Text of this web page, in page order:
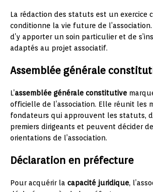
La rédaction des statuts est un exercice
conditionne la vie future de
d’y apporter un soin particulier et de
adaptés au projet associatif.
Assemblée générale
L’assemblée générale constitutive
officielle de l’association. Elle réunit les
fondateurs qui approuvent les statuts,
premiers dirigeants et peuvent décider
orientations de l’association.
Déclaration en préfecture
Pour acquérir la capacité juridique,